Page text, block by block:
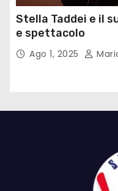
Stella Taddei e il
e spettacolo
Ago 1, 2025